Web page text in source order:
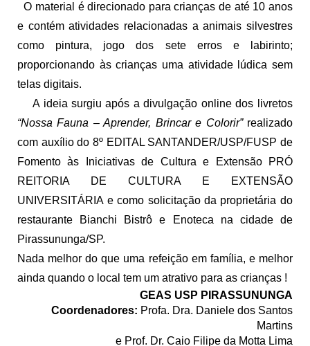
O material é direcionado para crianças de até 10 anos
e contém atividades relacionadas a animais silvestres
como pintura, jogo dos sete erros e labirinto;
proporcionando às crianças uma atividade lúdica sem
telas digitais.
A ideia surgiu após a divulgação online dos livretos
“Nossa Fauna – Aprender, Brincar e Colorir” realizado
com auxílio do 8º EDITAL SANTANDER/USP/FUSP de
Fomento às Iniciativas de Cultura e Extensão PRÓ
REITORIA DE CULTURA E EXTENSÃO
UNIVERSITÁRIA e como solicitação da proprietária do
restaurante Bianchi Bistrô e Enoteca na cidade de
Pirassununga/SP.
Nada melhor do que uma refeição em família, e melhor
ainda quando o local tem um atrativo para as crianças !
GEAS USP PIRASSUNUNGA
Coordenadores: Profa. Dra. Daniele dos Santos
Martins
e Prof. Dr. Caio Filipe da Motta Lima